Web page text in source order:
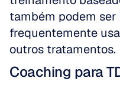
também podem ser
frequentemente
outros tratamentos.
Coaching para